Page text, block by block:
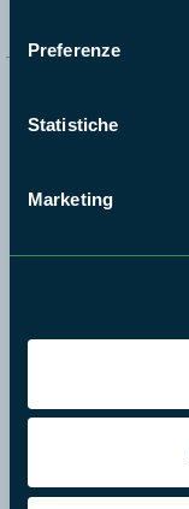
Preferenze
Statistiche
Marketing